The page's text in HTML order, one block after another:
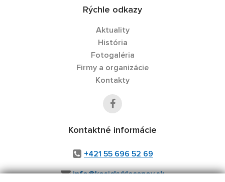
Rýchle odkazy
Aktuality
História
Fotogaléria
Firmy a organizácie
Kontakty
Kontaktné informácie
+421 55 696 52 69
info@kosickyklecenov.sk